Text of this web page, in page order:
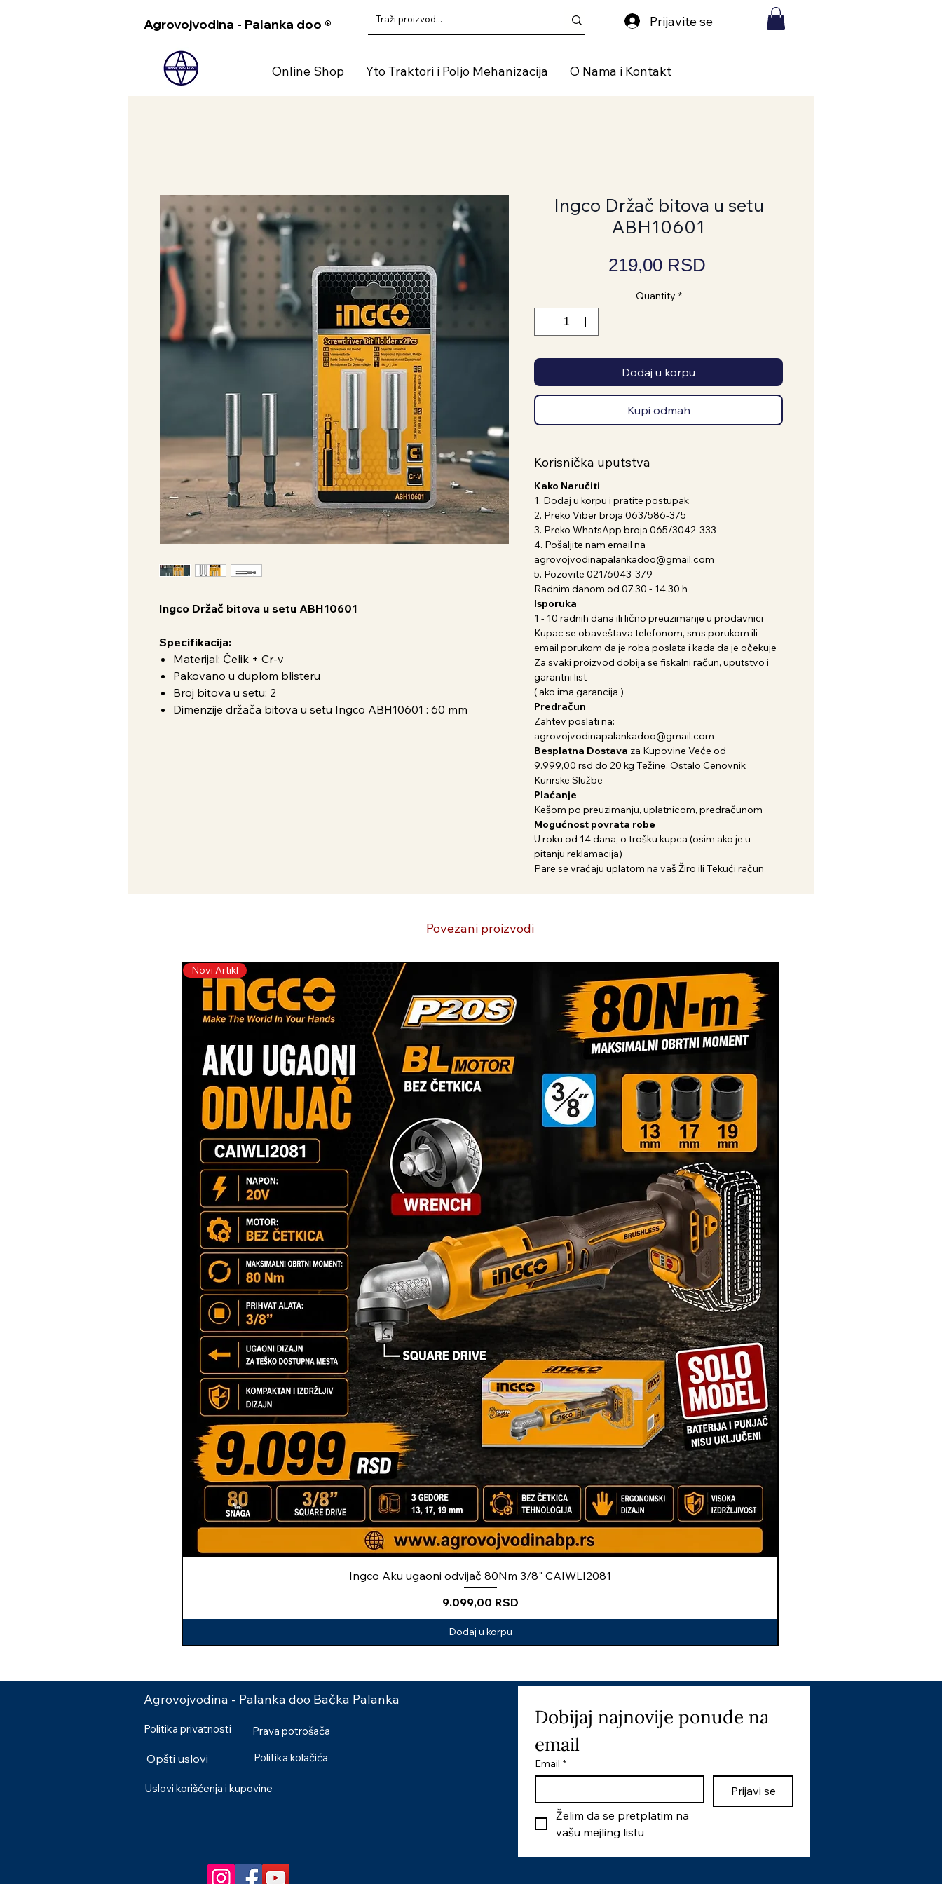
Agrovojvodina - Palanka doo ® Prijavite se
Online Shop Yto Traktori i Poljo Mehanizacija O Nama i Kontakt
Ingco Držač bitova u setu ABH10601
Specifikacija:
Materijal: Čelik + Cr-v
Pakovano u duplom blisteru
Broj bitova u setu: 2
Dimenzije držača bitova u setu Ingco ABH10601 : 60 mm
Ingco Držač bitova u setu
ABH10601
219,00 RSDPrice
Quantity *
Dodaj u korpu
Kupi odmah
Korisnička uputstva
Kako Naručiti
1. Dodaj u korpu i pratite postupak
2. Preko Viber broja 063/586-375
3. Preko WhatsApp broja 065/3042-333
4. Pošaljite nam email na
agrovojvodinapalankadoo@gmail.com
5. Pozovite 021/6043-379
Radnim danom od 07.30 - 14.30 h
Isporuka
1 - 10 radnih dana ili lično preuzimanje u prodavnici
Kupac se obaveštava telefonom, sms porukom ili
email porukom da je roba poslata i kada da je očekuje
Za svaki proizvod dobija se fiskalni račun, uputstvo i
garantni list
( ako ima garancija )
Predračun
Zahtev poslati na:
agrovojvodinapalankadoo@gmail.com
Besplatna Dostava za Kupovine Veće od
9.999,00 rsd do 20 kg Težine, Ostalo Cenovnik
Kurirske Službe
Plaćanje
Kešom po preuzimanju, uplatnicom, predračunom
Mogućnost povrata robe
U roku od 14 dana, o trošku kupca (osim ako je u
pitanju reklamacija)
Pare se vraćaju uplatom na vaš Žiro ili Tekući račun
Povezani proizvodi
Novi Artikl
Ingco Aku ugaoni odvijač 80Nm 3/8" CAIWLI2081
Price
9.099,00 RSD
Dodaj u korpu
Agrovojvodina - Palanka doo Bačka Palanka
Politika privatnosti
Opšti uslovi
Prava potrošača
Politika kolačića
Uslovi korišćenja i kupovine
Dobijaj najnovije ponude na
email
Email *
Prijavi se
Želim da se pretplatim na
vašu mejling listu